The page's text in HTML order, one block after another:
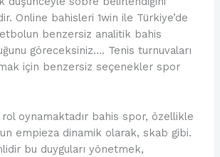
Online bahisleri 1win ile Türkiye’de
benzersiz analitik bahis
göreceksiniz…. Tenis turnuvaları
için benzersiz seçenekler spor
oynamaktadır bahis spor, özellikle
empieza dinamik olarak, skab gibi.
bu duyguları yönetmek,